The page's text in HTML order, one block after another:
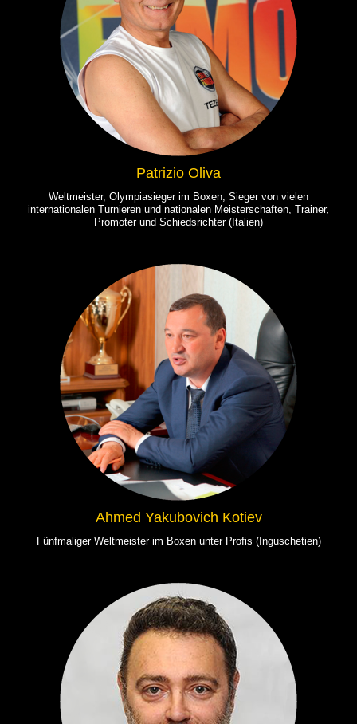
Patrizio Oliva
Weltmeister, Olympiasieger im Boxen, Sieger von vielen
internationalen Turnieren und nationalen Meisterschaften, Trainer,
Promoter und Schiedsrichter (Italien)
Ahmed Yakubovich Kotiev
Fünfmaliger Weltmeister im Boxen unter Profis (Inguschetien)